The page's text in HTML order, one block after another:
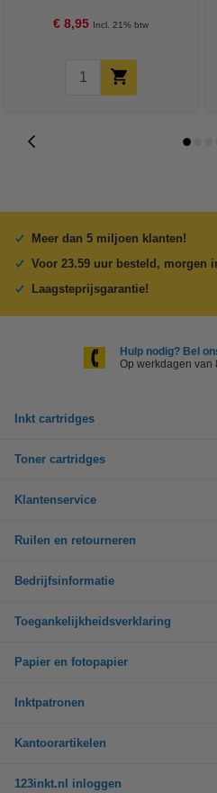
€ 8,95 Incl. 21% btw
Meer dan 5 miljoen klanten!
Voor 23.59 uur besteld, morgen
Laagsteprijsgarantie!
Hulp nodig? Bel
Op werkdagen van
Inkt cartridges
Toner cartridges
Klantenservice
Ruilen en retourneren
Bedrijfsinformatie
Toegankelijkheidsverklaring
Papier en fotopapier
Inktpatronen
Kantoorartikelen
123inkt.nl inloggen